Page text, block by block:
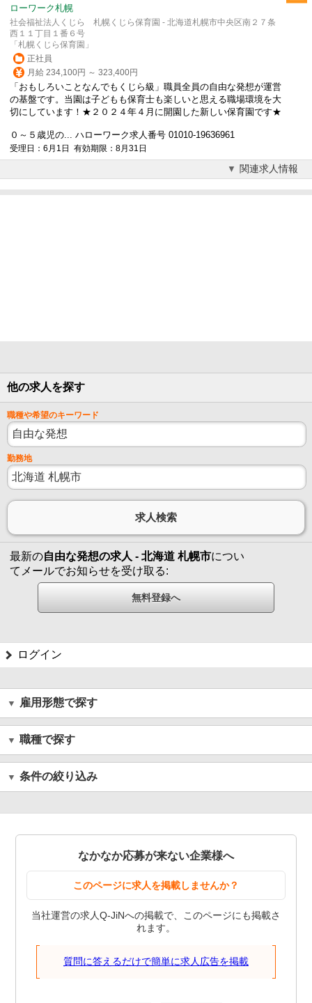
ローワーク札幌
社会福祉法人くじら 札幌くじら保育園 - 北海道札幌市中央区南２７条
西１１丁目１番６号
「札幌くじら保育園」
正社員
月給 234,100円 ～ 323,400円
「おもしろいことなんでもくじら級」職員全員の自由な発想が運営
の基盤です。当園は子どもも保育士も楽しいと思える職場環境を大
切にしています！★２０２４年４月に開園した新しい保育園です★
０～５歳児の... ハローワーク求人番号 01010-19636961
受理日：6月1日 有効期限：8月31日
関連求人情報
他の求人を探す
職種や希望のキーワード
勤務地
最新の自由な発想の求人 - 北海道 札幌市につい
てメールでお知らせを受け取る:
ログイン
雇用形態で探す
職種で探す
条件の絞り込み
なかなか応募が来ない企業様へ
このページに求人を掲載しませんか？
当社運営の求人Q-JiNへの掲載で、このページにも掲載さ
れます。
質問に答えるだけで簡単に求人広告を掲載